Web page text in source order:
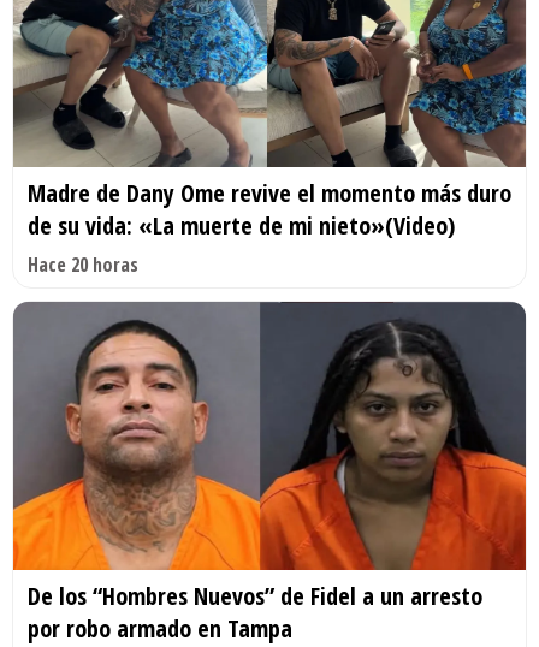
Madre de Dany Ome revive el momento más duro
de su vida: «La muerte de mi nieto»(Video)
Hace 20 horas
De los “Hombres Nuevos” de Fidel a un arresto
por robo armado en Tampa